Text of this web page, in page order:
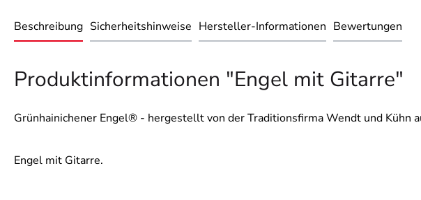
Beschreibung Sicherheitshinweise Hersteller-Informationen Bewertungen
Produktinformationen "Engel mit Gitarre"
Grünhainichener Engel® - hergestellt von der Traditionsfirma Wendt und Kühn
Engel mit Gitarre.